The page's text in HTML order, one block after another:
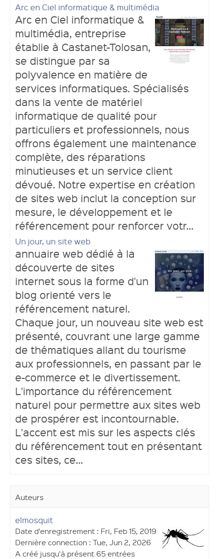
Arc en Ciel informatique & multimédia
Arc en Ciel informatique &
multimédia, entreprise
établie à Castanet-Tolosan,
se distingue par sa
polyvalence en matière de
services informatiques. Spécialisés
dans la vente de matériel
informatique de qualité pour
particuliers et professionnels, nous
offrons également une maintenance
complète, des réparations
minutieuses et un service client
dévoué. Notre expertise en création
de sites web inclut la conception sur
mesure, le développement et le
référencement pour renforcer votr...
Un jour, un site web
annuaire web dédié à la
découverte de sites
internet sous la forme d'un
blog orienté vers le
référencement naturel.
Chaque jour, un nouveau site web est
présenté, couvrant une large gamme
de thématiques allant du tourisme
aux professionnels, en passant par le
e-commerce et le divertissement.
L'importance du référencement
naturel pour permettre aux sites web
de prospérer est incontournable.
L'accent est mis sur les aspects clés
du référencement tout en présentant
ces sites, ce...
Auteurs
elmosquit
Date d'enregistrement : Fri, Feb 15, 2019
Dernière connection : Tue, Jun 2, 2026
A créé jusqu'à présent 65 entrées